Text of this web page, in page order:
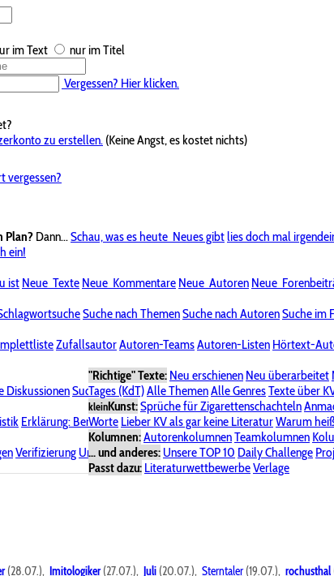
im Text
nur im Titel
Vergessen? Hier klicken.
zu erstellen. (Keine Angst, es kostet nichts)
vergessen?
Plan? Dann...Schau, was es heute Neues gibtlies doch mal
ein!
ist Neue Texte Neue Kommentare Neue Autoren Neue
Suche nach ThemenSuche nach AutorenSuche im
ZufallsautorAutoren-TeamsAutoren-Listen Hörtext-
"Richtige" Texte: Neu erschienen Neu überarbeitet
Tages (KdT)Alle ThemenAlle GenresTexte über
kleinKunst:Sprüche für Zigarettenschachteln
Worte Lieber KV als gar keine LiteraturWarum
Kolumnen:AutorenkolumnenTeamkolumnen
... und anderes: Unsere TOP 10 Daily Challenge
Passt dazu: LiteraturwettbewerbeVerlage
DiskussionenSuche im ForumBereich "KV-Board"Bereich
Erklärung: BenutzersymboleSpende für KV Unsere Spenderliste
Verifizierung UrheberrechtAvatare & BilderStalking
(28.07.), Imitologiker(27.07.), Juli (20.07.), Sterntaler (19.07.), rochusthal